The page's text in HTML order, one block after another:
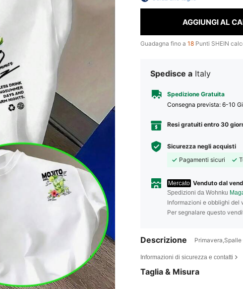
AGGIUNGI AL
Guadagna fino a 18 Punti SHEIN
Spedisce a Italy
Spedizione Gratuita
Consegna prevista: 6-10
Resi gratuiti entro 30
Sicurezza negli acquisti
Pagamenti sicuri
Mercato Venduto dal
Spedizioni da Wohnku
Informazioni e obblighi del
Per segnalare questo
Descrizione
Informazioni di sicurezza e contatti
Taglia & Misura
4.12